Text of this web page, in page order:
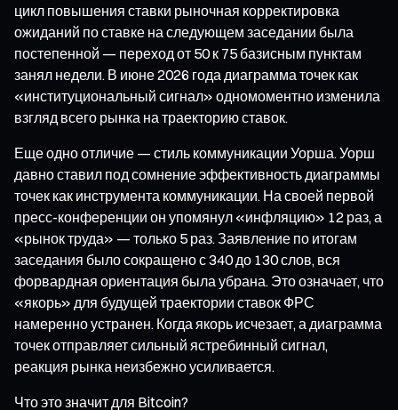
цикл повышения ставки рыночная корректировка
ожиданий по ставке на следующем заседании была
постепенной — переход от 50 к 75 базисным пунктам
занял недели. В июне 2026 года диаграмма точек как
«институциональный сигнал» одномоментно изменила
взгляд всего рынка на траекторию ставок.
Еще одно отличие — стиль коммуникации Уорша. Уорш
давно ставил под сомнение эффективность диаграммы
точек как инструмента коммуникации. На своей первой
пресс-конференции он упомянул «инфляцию» 12 раз, а
«рынок труда» — только 5 раз. Заявление по итогам
заседания было сокращено с 340 до 130 слов, вся
форвардная ориентация была убрана. Это означает, что
«якорь» для будущей траектории ставок ФРС
намеренно устранен. Когда якорь исчезает, а диаграмма
точек отправляет сильный ястребинный сигнал,
реакция рынка неизбежно усиливается.
Что это значит для Bitcoin?